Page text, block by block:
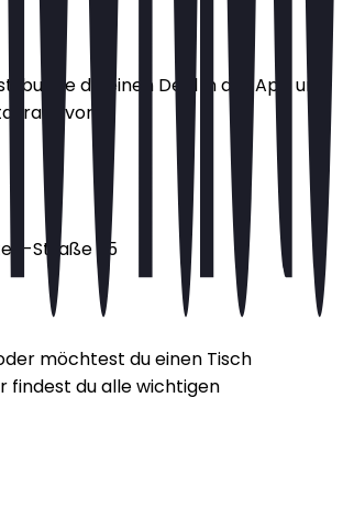
buche dir einen Deal in der App und
vor.
Straße 35
möchtest du einen Tisch
findest du alle wichtigen